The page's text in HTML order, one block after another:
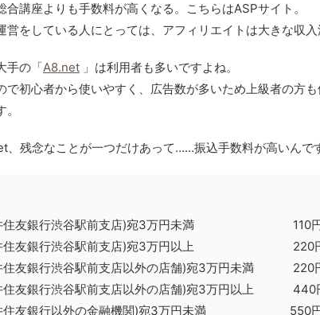
合講座よりも手数料が高くなる。こちらはASPサイト。
営をしている人にとっては、アフィリエイトは大きな収入
手の「A8.net 」は利用者も多いですよね。
で初心者から使いやすく、広告数が多いため上級者の方
、残念なことが一つだけあって……振込手数料が高いんで
井住友銀行渋谷駅前支店)宛3万円未満 110
井住友銀行渋谷駅前支店)宛3万円以上 220
住友銀行渋谷駅前支店以外の店舗)宛3万円未満 220
住友銀行渋谷駅前支店以外の店舗)宛3万円以上 440
住友銀行以外の金融機関)宛3万円未満 550